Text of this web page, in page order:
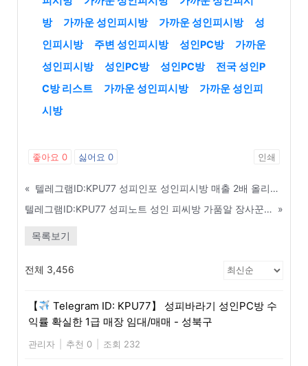
방
가까운 성인피시방 가까운 성인피시방
성
인피시방
주변 성인피시방 성인PC방
가까운
성인피시방
성인PC방 성인PC방
전국 성인P
C방 리스트
가까운 성인피시방
가까운 성인피
시방
좋아요 0 싫어요 0 인쇄
«
텔레그램ID:KPU77 성피인포 성인피시방 매출 2배 올리는 온라인 타겟 마케팅 비법 - 인천
텔레그램ID:KPU77 성피노트 성인 피씨방 가품알 장사꾼 구별하는 확실한 방법 - 나주
»
목록보기
전체 3,456
【
Telegram ID: KPU77】 성피바라기 성인PC방 수
익률 확실한 1급 매장 임대/매매 - 성북구
관리자 추천 0 조회 232